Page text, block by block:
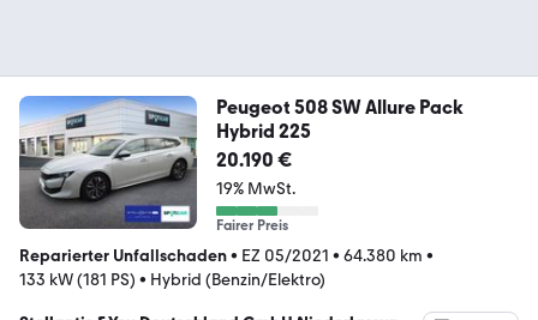
Peugeot 508 SW Allure Pack
Hybrid 225
20.190 €
19% MwSt.
Fairer Preis
Reparierter Unfallschaden• EZ 05/2021 • 64.380 km •
133 kW (181 PS) • Hybrid (Benzin/Elektro)